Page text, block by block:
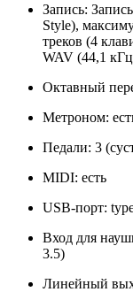
Запись:
Style),
треков (4
WAV (44,1
Октавный
Метроном:
Педали: 3
MIDI: есть
USB-порт:
Вход для
3.5)
Линейный